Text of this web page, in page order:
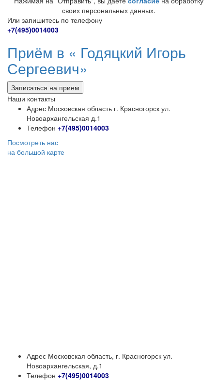
своих персональных данных.
Или запишитесь по телефону
+7(495)0014003
Приём в « Годяцкий Игорь
Сергеевич»
Записаться на прием
Наши контакты
Адрес Московская область г. Красногорск ул.
Новоархангельская д.1
Телефон +7(495)0014003
Посмотреть нас
на большой карте
Адрес Московская область, г. Красногорск ул.
Новоархангельская, д.1
Телефон +7(495)0014003